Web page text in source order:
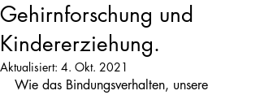
Gehirnforschung und
Kindererziehung.
Aktualisiert: 4. Okt. 2021
Wie das Bindungsverhalten, unsere